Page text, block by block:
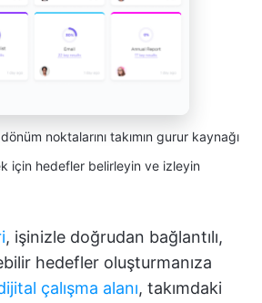
noktalarını takımın gurur kaynağı
için hedefler belirleyin ve izleyin
, işinizle doğrudan bağlantılı,
hedefler oluşturmanıza
çalışma alanı, takımdaki